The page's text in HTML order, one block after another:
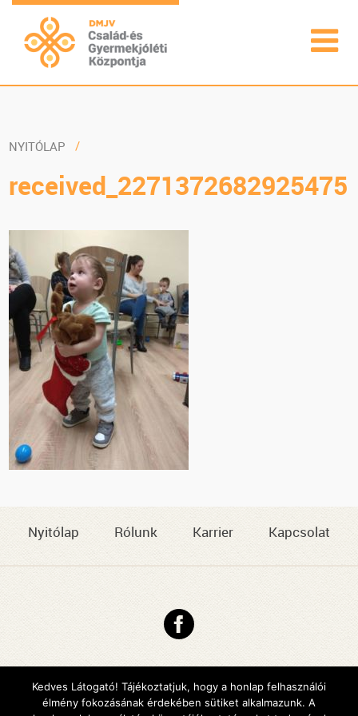
NYITÓLAP
received_2271372682925475
Nyitólap Rólunk Karrier Kapcsolat
Copyright © 2026 DMJV Család- és Gyermekjóléti Központja
Impresszum
Kedves Látogató! Tájékoztatjuk, hogy a honlap felhasználói
élmény fokozásának érdekében sütiket alkalmazunk. A